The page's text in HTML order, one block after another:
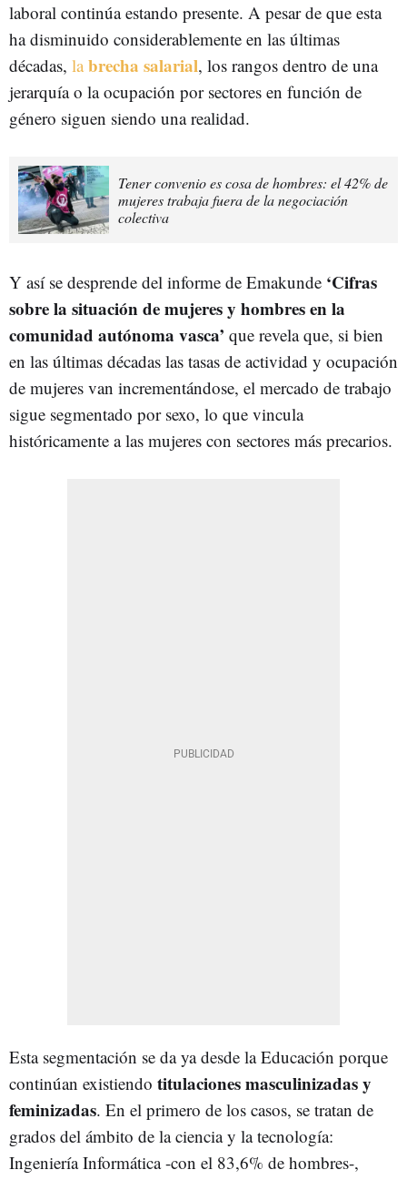
laboral continúa estando presente. A pesar de que esta
ha disminuido considerablemente en las últimas
décadas, labrecha salarial, los rangos dentro de una
jerarquía o la ocupación por sectores en función de
género siguen siendo una realidad.
Tener convenio es cosa de hombres: el 42% de
mujeres trabaja fuera de la negociación
colectiva
Y así se desprende del informe de Emakunde ‘Cifras
sobre la situación de mujeres y hombres en la
comunidad autónoma vasca’ que revela que, si bien
en las últimas décadas las tasas de actividad y ocupación
de mujeres van incrementándose, el mercado de trabajo
sigue segmentado por sexo, lo que vincula
históricamente a las mujeres con sectores más precarios.
Esta segmentación se da ya desde la Educación porque
continúan existiendo titulaciones masculinizadas y
feminizadas. En el primero de los casos, se tratan de
grados del ámbito de la ciencia y la tecnología:
Ingeniería Informática -con el 83,6% de hombres-,